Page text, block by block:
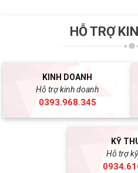
HỖ TRỢ
KINH DOANH
Hỗ trợ kinh doanh
0393.968.345
KỸ
Hỗ trợ